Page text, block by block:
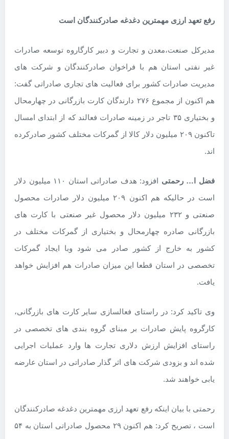
رفع تعهد ارزی مهمترین دغدغه صادرکنندگان است
مدیرکل صنعت،معدن و تجارت و دبیر کارگاروه توسعه صادرات
غیر نفتی استان هم با فراخوان صادرکنندگان و شرکت های
مدیریت صادرات کشور برای فعالیت های تجاری صادراتی گفت:
هم اکنون از مجموع ۲۷۶ دارندگان کارت بازرگانی در چهارمحال
و بختیاری ۳۵ تاجر در زمینه صادرات فعالند که از ابتدای امسال
تاکنون ۲۰۹ میلیون دلار کالا از گمرکات مختلف کشور صادرکرده
اند.
فضل ا… رحمتی
افزود: هدف صادراتی استان ۱۱۰ میلیون دلار
است در حالیکه هم اکنون ۲۰۹ میلیون دلار صادرات محصول
صنعتی و ۲۳۲ میلیون دلار محصول غیر صنعتی با کارت های
بازرگانی صادره چهارمحال و بختیاری از گمرکات مختلف در
کشور به خارج از کشور صادر می شود وبا ایجاد گمرکات
تخصصی در استان قطعا این میزان صادرات هم افزایش خواهد
یافت.
وی تاکید کرد: در راستای فعالسازی سایر کارت های بازرگانی،
کارگروه پایش صادرات بر مبنای گروه بندی های تخصصی در
راستای افزایش ارزش دلاری تجارت ها وارد عملیات اجرایی
شده اند و بزودی شرکت های اثر گذار صادراتی در استان عارضه
یابی خواهند شد.
رحمتی با بیان اینکه رفع تعهد ارزی مهمترین دغدغه صادرکنندگان
است ، تصریح کرد: هم اکنون ۲۹ محصول صادراتی استان به ۵۴